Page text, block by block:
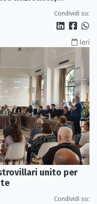
Condividi su:
Ieri
unito per
Condividi su: